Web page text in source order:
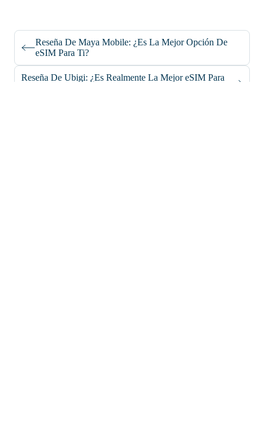
Reseña De Maya Mobile: ¿Es La Mejor Opción De
eSIM Para Ti?
Reseña De Ubigi: ¿Es Realmente La Mejor eSIM Para